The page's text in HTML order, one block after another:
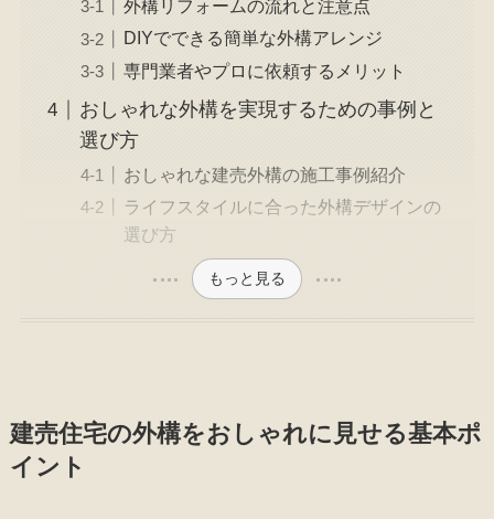
外構リフォームの流れと注意点
DIYでできる簡単な外構アレンジ
専門業者やプロに依頼するメリット
おしゃれな外構を実現するための事例と
選び方
おしゃれな建売外構の施工事例紹介
ライフスタイルに合った外構デザインの
選び方
もっと見る
建売住宅の外構をおしゃれに見せる基本ポ
イント